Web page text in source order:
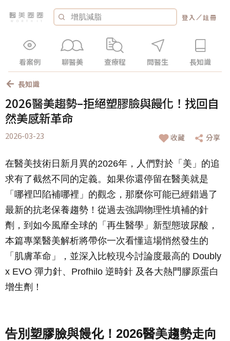
登入 ／註冊
看案例 聊醫美 查療程 問醫生 長知識
長知識
2026醫美趨勢–拒絕塑膠臉與饅化！找回自
然美感新革命
2026-03-23 收藏 分享
在醫美技術日新月異的2026年，人們對於「美」的追
求有了截然不同的定義。如果你還停留在醫美就是
「哪裡凹陷補哪裡」的觀念，那麼你可能已經錯過了
最新的抗老保養趨勢！從過去強調物理性填補的針
劑，到如今風靡全球的「再生醫學」新型態玻尿酸，
本篇專業醫美解析將帶你一次看懂這場悄然發生的
「肌膚革命」，並深入比較現今討論度最高的 Doubly
x EVO 彈力針、Profhilo 逆時針 及各大熱門膠原蛋白
增生劑！
告別塑膠臉與饅化！2026醫美趨勢走向